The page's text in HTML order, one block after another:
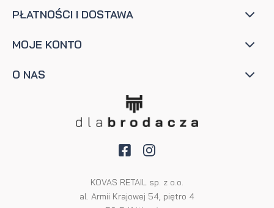
PŁATNOŚCI I DOSTAWA
MOJE KONTO
O NAS
KOVAS RETAIL sp. z o.o.
al. Armii Krajowej 54, piętro 4